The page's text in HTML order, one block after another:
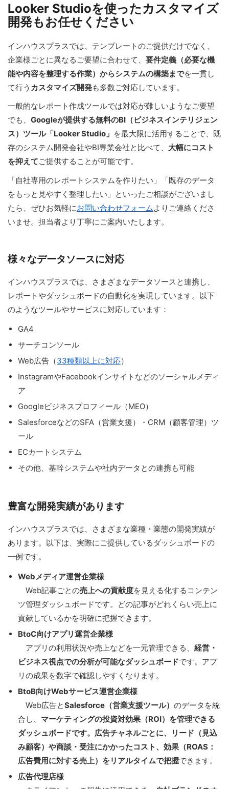
Looker Studioを使ったカスタマイズ
開発もお任せください
インハウスプラスでは、テンプレートのご提供だけでなく、
企業様ごとに異なるご要望に合わせて、 要件定義（必要な機
能や内容を整理する作業）からシステムの構築までを一貫し
て行う カスタマイズ開発も多数ご対応しています。
一般的なレポート作成ツールでは対応が難しいようなご要望
でも、 Googleが提供する無料のBI（ビジネスインテリジェン
ス）ツール「Looker Studio」 を最大限に活用することで、既
存のシステム開発会社やBI専業会社と比べて、 大幅にコスト
を抑えてご提供することが可能です。
「自社専用のレポートシステムを作りたい」「既存のデータ
をもっと見やすく整理したい」といったご相談がございまし
たら、ぜひお気軽にお問い合わせフォームよりご連絡くださ
いませ。担当者より丁寧にご案内いたします。
様々なデータソースに対応
インハウスプラスでは、さまざまなデータソースと連携し、
レポートやダッシュボードの自動化を実現しています。以下
のようなツールやサービスに対応しています：
GA4
サーチコンソール
Web広告（33種類以上に対応）
InstagramやFacebookインサイトなどのソーシャルメディ
ア
Googleビジネスプロフィール（MEO）
SalesforceなどのSFA（営業支援）・CRM（顧客管理）ツ
ール
ECカートシステム
その他、基幹システムや社内データとの連携も可能
豊富な開発実績があります
インハウスプラスでは、さまざまな業種・業態の開発実績が
あります。以下は、実際にご提供しているダッシュボードの
一例です。
Webメディア運営企業様
Web記事ごとの売上への貢献度を見える化するコンテン
ツ管理ダッシュボードです。どの記事がどれくらい売上に
貢献しているかを明確に把握できます。
BtoC向けアプリ運営企業様
アプリの利用状況や売上などを一元管理できる、 経営・
ビジネス視点での分析が可能なダッシュボードです。アプ
リの成果を数字で確認しやすくなります。
BtoB向けWebサービス運営企業様
Web広告とSalesforce（営業支援ツール） のデータを統
合し、 マーケティングの投資対効果（ROI）を管理できる
ダッシュボードです。広告チャネルごとに、リード（見込
み顧客）や商談・受注にかかったコスト、効果（ROAS：
広告費用に対する売上）をリアルタイムで把握できます。
広告代理店様